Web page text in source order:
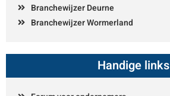
Branchewijzer Deurne
Branchewijzer Wormerland
Handige links